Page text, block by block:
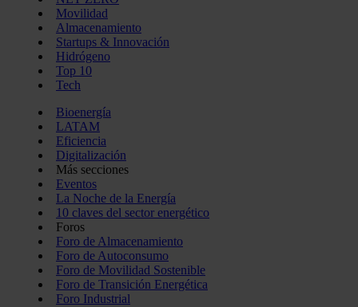
Movilidad
Almacenamiento
Startups & Innovación
Hidrógeno
Top 10
Tech
Bioenergía
LATAM
Eficiencia
Digitalización
Más secciones
Eventos
La Noche de la Energía
10 claves del sector energético
Foros
Foro de Almacenamiento
Foro de Autoconsumo
Foro de Movilidad Sostenible
Foro de Transición Energética
Foro Industrial